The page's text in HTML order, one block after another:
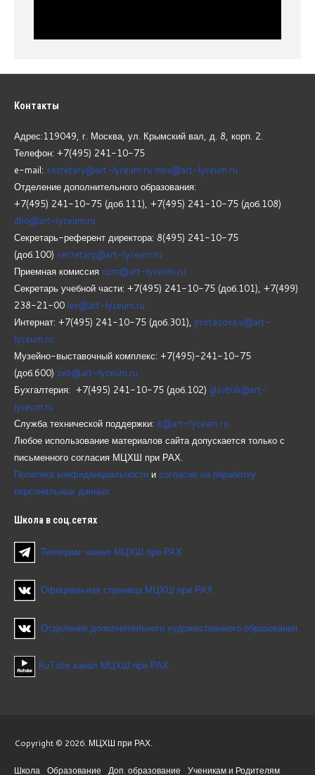
Контакты
Адрес:119049, г. Москва, ул. Крымский вал, д. 8, корп. 2.
Телефон: +7(495) 241-10-75
e-mail: secretary@art-lyceum.ru mnv@art-lyceum.ru
Отделение дополнительного образования:
+7(495) 241-10-75 (доб.111), +7(495) 241-10-75 (доб.108)
dho@art-lyceum.ru
Секретарь-референт директора: 8(495) 241-10-75
(доб.100) secretary@art-lyceum.ru
Приемная комиссия com@art-lyceum.ru
Секретарь учебной части: +7(495) 241-10-75 (доб.101), +7(499)
238-21-00 lev@art-lyceum.ru
Интернат: +7(495) 241-10-75 (доб.301), protasova.u@art-
lyceum.ru
Музейно-выставочный комплекс: +7(495)-241-10-75
(доб.600) zeb@art-lyceum.ru
Бухгалтерия: +7(495) 241-10-75 (доб.102) glavbuh@art-
lyceum.ru
Служба технической поддержки: it@art-lyceum.ru
Любое использование материалов сайта допускается только с
письменного согласия МЦХШ при РАХ.
Политика конфиденциальности и согласие на обработку
персональных данных
Школа в соц.сетях
Телеграм-канал МЦХШ при РАХ
Официальная страница МЦХШ при РАХ
Отделение дополнительного художественного образования
RuTube канал МЦХШ при РАХ
Copyright © 2026. МЦХШ при РАХ.
Школа Образование Доп. образование Ученикам и Родителям